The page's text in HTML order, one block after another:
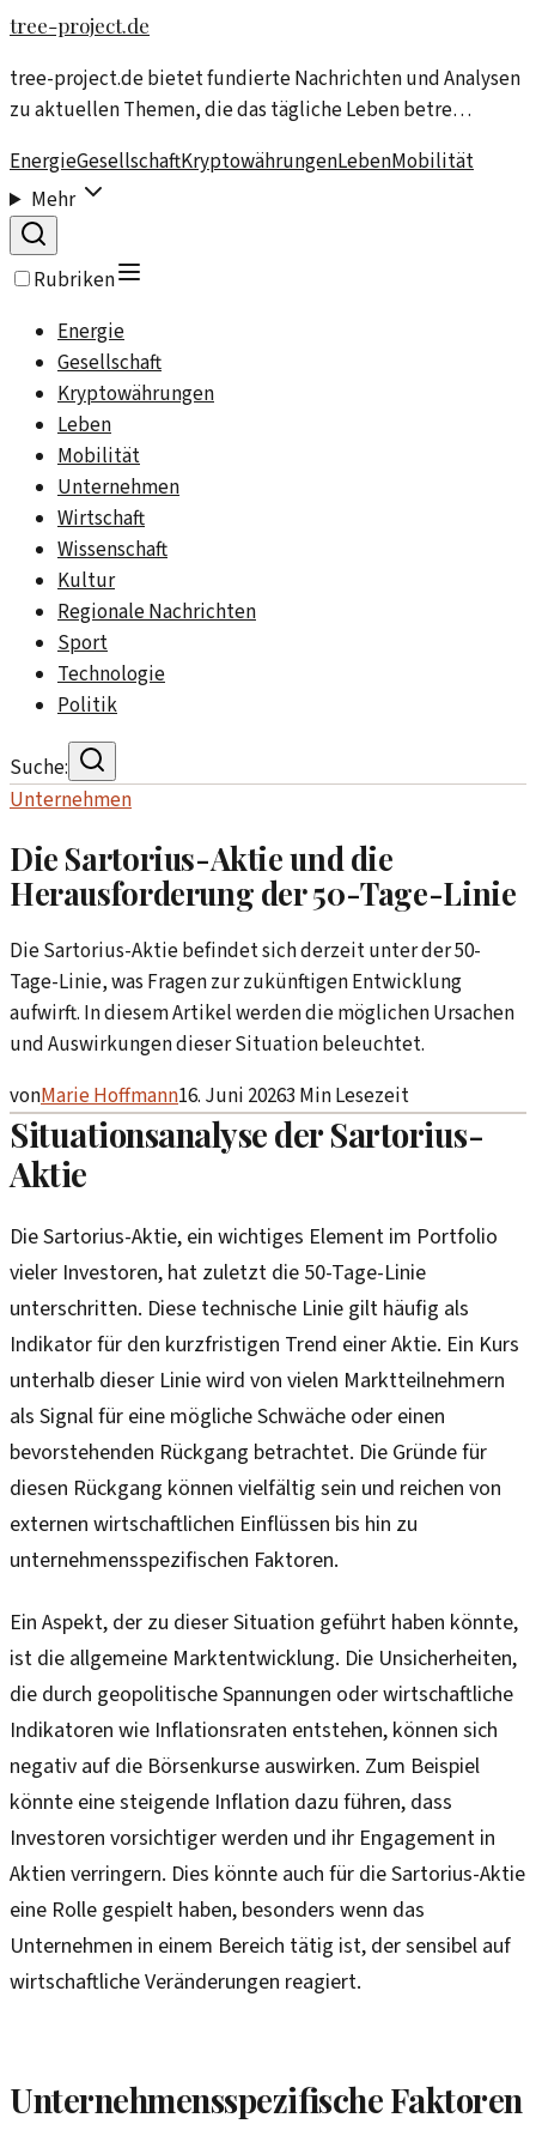
tree-project.de
tree-project.de bietet fundierte Nachrichten und Analysen
zu aktuellen Themen, die das tägliche Leben betre…
EnergieGesellschaftKryptowährungenLebenMobilität
Mehr
Rubriken
Energie
Gesellschaft
Kryptowährungen
Leben
Mobilität
Unternehmen
Wirtschaft
Wissenschaft
Kultur
Regionale Nachrichten
Sport
Technologie
Politik
Suche:
Unternehmen
Die Sartorius-Aktie und die
Herausforderung der 50-Tage-Linie
Die Sartorius-Aktie befindet sich derzeit unter der 50-
Tage-Linie, was Fragen zur zukünftigen Entwicklung
aufwirft. In diesem Artikel werden die möglichen Ursachen
und Auswirkungen dieser Situation beleuchtet.
vonMarie Hoffmann16. Juni 20263 Min Lesezeit
Situationsanalyse der Sartorius-
Aktie
Die Sartorius-Aktie, ein wichtiges Element im Portfolio
vieler Investoren, hat zuletzt die 50-Tage-Linie
unterschritten. Diese technische Linie gilt häufig als
Indikator für den kurzfristigen Trend einer Aktie. Ein Kurs
unterhalb dieser Linie wird von vielen Marktteilnehmern
als Signal für eine mögliche Schwäche oder einen
bevorstehenden Rückgang betrachtet. Die Gründe für
diesen Rückgang können vielfältig sein und reichen von
externen wirtschaftlichen Einflüssen bis hin zu
unternehmensspezifischen Faktoren.
Ein Aspekt, der zu dieser Situation geführt haben könnte,
ist die allgemeine Marktentwicklung. Die Unsicherheiten,
die durch geopolitische Spannungen oder wirtschaftliche
Indikatoren wie Inflationsraten entstehen, können sich
negativ auf die Börsenkurse auswirken. Zum Beispiel
könnte eine steigende Inflation dazu führen, dass
Investoren vorsichtiger werden und ihr Engagement in
Aktien verringern. Dies könnte auch für die Sartorius-Aktie
eine Rolle gespielt haben, besonders wenn das
Unternehmen in einem Bereich tätig ist, der sensibel auf
wirtschaftliche Veränderungen reagiert.
Unternehmensspezifische Faktoren